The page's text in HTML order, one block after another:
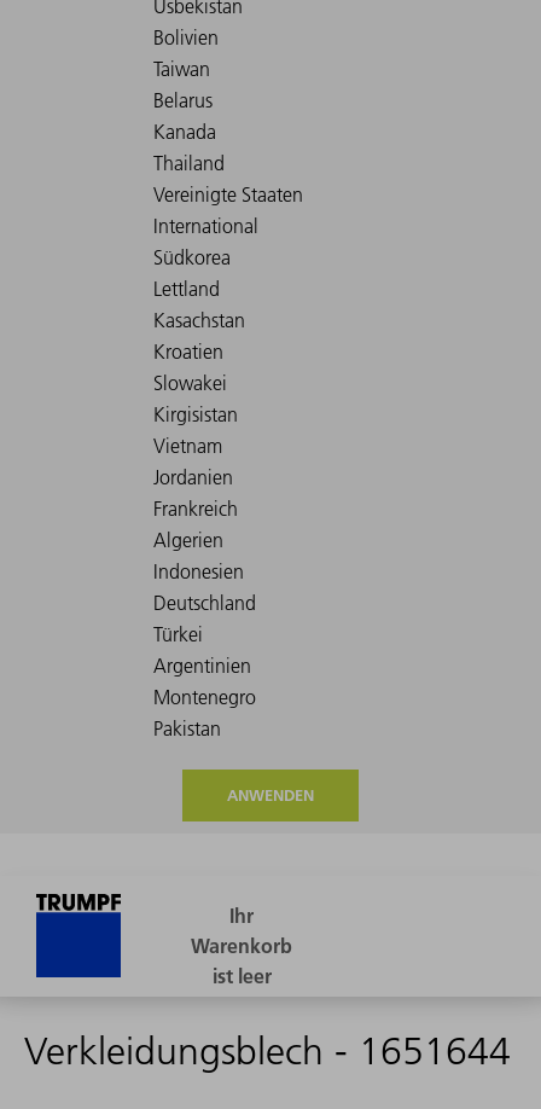
ANWENDEN
Verkleidungsblech - 1651644